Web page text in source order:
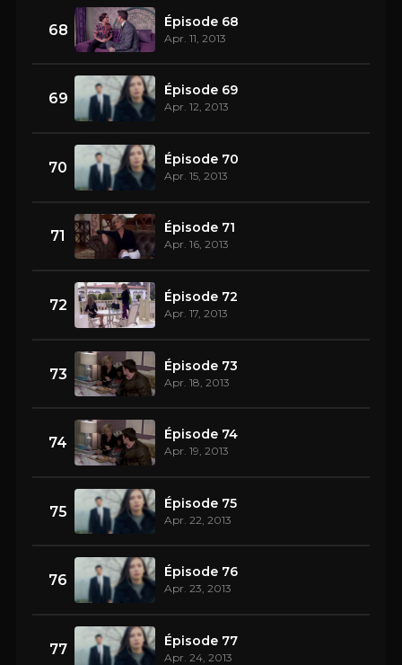
68 Épisode 68
Apr. 11, 2013
69 Épisode 69
Apr. 12, 2013
70 Épisode 70
Apr. 15, 2013
71 Épisode 71
Apr. 16, 2013
72 Épisode 72
Apr. 17, 2013
73 Épisode 73
Apr. 18, 2013
74 Épisode 74
Apr. 19, 2013
75 Épisode 75
Apr. 22, 2013
76 Épisode 76
Apr. 23, 2013
77 Épisode 77
Apr. 24, 2013